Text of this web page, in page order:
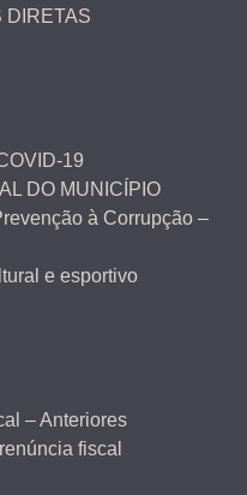
DIRETAS
19
DO MUNICÍPIO
à Corrupção –
e esportivo
– Anteriores
fiscal